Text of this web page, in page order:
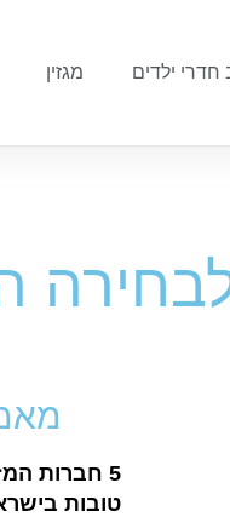
חדרי ילדים מגזין
5 חברות
טובות